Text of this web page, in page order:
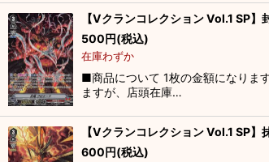
【Vクランコレクション Vol.1 SP
500円(税込)
在庫わずか
■商品について 1枚の金額になりま
ますが、店頭在庫…
【Vクランコレクション Vol.1 SP
600円(税込)